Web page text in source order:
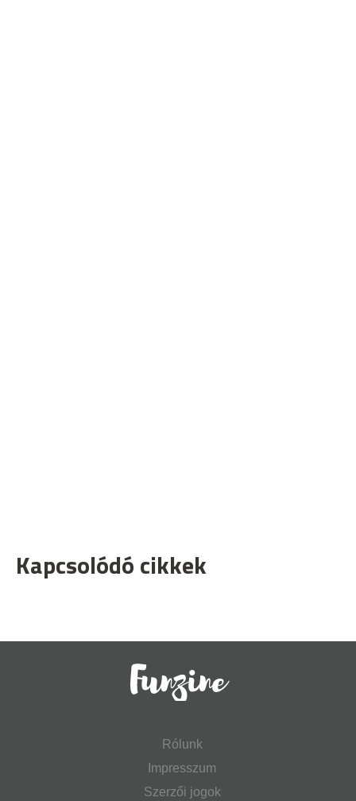
Kapcsolódó cikkek
Rólunk
Impresszum
Szerzői jogok